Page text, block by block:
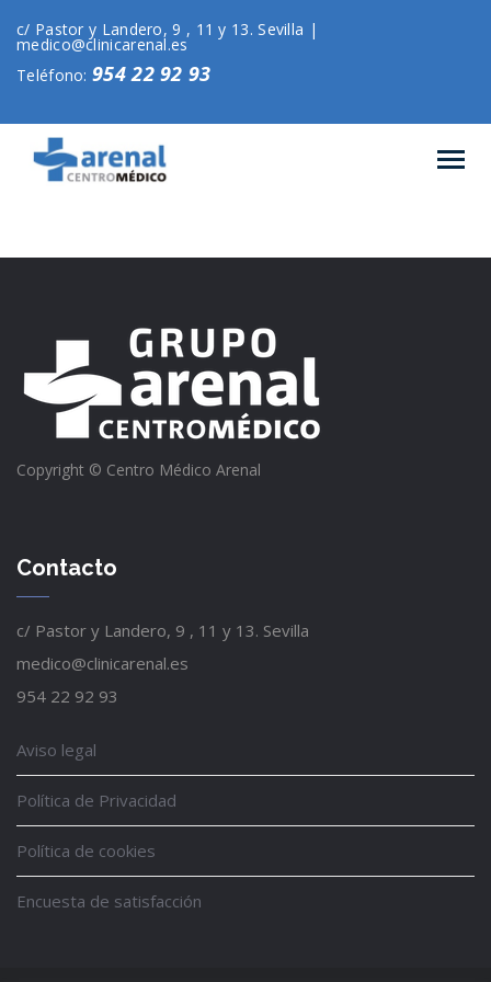
c/ Pastor y Landero, 9 , 11 y 13. Sevilla |
medico@clinicarenal.es
Teléfono: 954 22 92 93
Copyright © Centro Médico Arenal
Contacto
c/ Pastor y Landero, 9 , 11 y 13. Sevilla
medico@clinicarenal.es
954 22 92 93
Aviso legal
Política de Privacidad
Política de cookies
Encuesta de satisfacción